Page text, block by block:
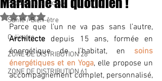
Producteurs locaux
Santé / Bien-être
Culinaire
ZONE DE DISTRIBUTION 28
ZONE DE DISTRIBUTION 61
Noté NaN étoiles sur 5.
Architecte depuis 15 ans, formée en
énergétique de l’habitat, en soins
énergétiques et en Yoga, elle propose un
accompagnement complet, personnalisé,